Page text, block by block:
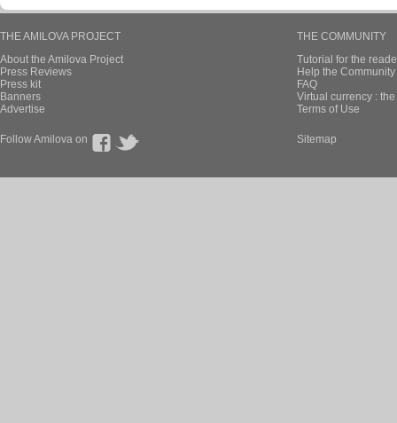
THE AMILOVA PROJECT
About the Amilova Project
Press Reviews
Press kit
Banners
Advertise
THE COMMUNITY
Tutorial for the
Help the
FAQ
Virtual currency :
Terms of Use
Follow Amilova on Sitemap